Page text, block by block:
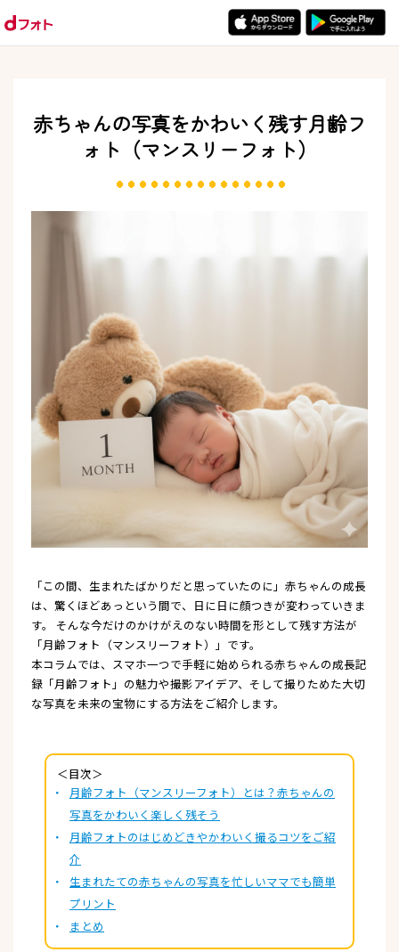
赤ちゃんの写真をかわいく残す月齢フ
ォト （マンスリーフォト）
「この間、生まれたばかりだと思っていたのに」赤ちゃんの成長
は、驚くほどあっという間で、日に日に顔つきが変わっていきま
す。 そんな今だけのかけがえのない時間を形として残す方法が
「月齢フォト（マンスリーフォト）」です。
本コラムでは、スマホ一つで手軽に始められる赤ちゃんの成長記
録「月齢フォト」の魅力や撮影アイデア、そして撮りためた大切
な写真を未来の宝物にする方法をご紹介します。
＜目次＞
月齢フォト（マンスリーフォト）とは？赤ちゃんの
写真をかわいく楽しく残そう
月齢フォトのはじめどきやかわいく撮るコツをご紹
介
生まれたての赤ちゃんの写真を忙しいママでも簡単
プリント
まとめ